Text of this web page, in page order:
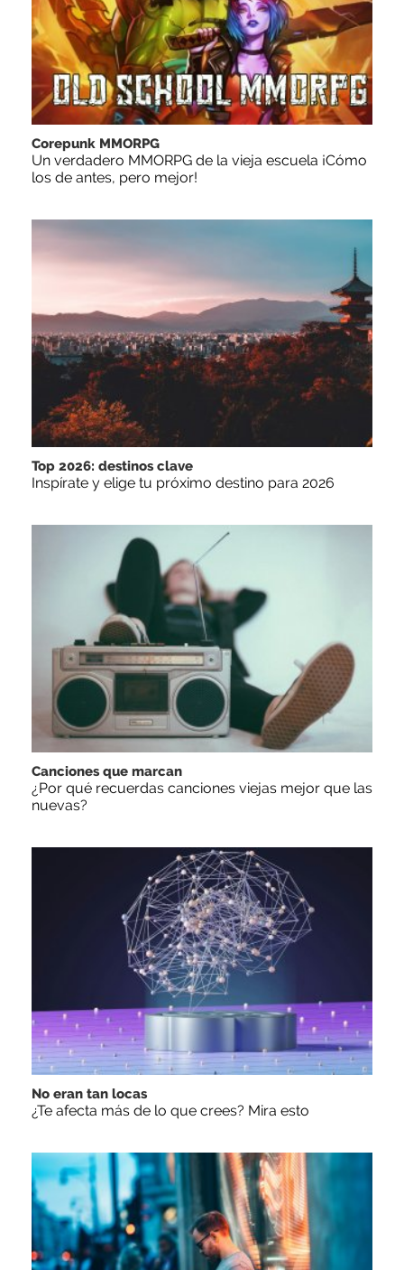
Corepunk MMORPG
Un verdadero MMORPG de la vieja escuela ¡Cómo
los de antes, pero mejor!
Top 2026: destinos clave
Inspírate y elige tu próximo destino para 2026
Canciones que marcan
¿Por qué recuerdas canciones viejas mejor que las
nuevas?
No eran tan locas
¿Te afecta más de lo que crees? Mira esto